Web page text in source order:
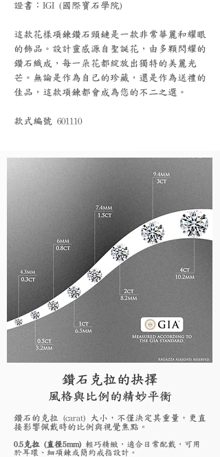
證書：IGI (國際寶石學院)
這款花樣項鍊鑽石頸鏈是一款非常華麗和耀眼
的飾品。設計靈感源自聖誕花，由多顆閃耀的
鑽石織成，每一朵花都綻放出獨特的美麗光
芒。無論是作為自己的珍藏，還是作為送禮的
佳品，這款項鍊都會成為您的不二之選。
款式編號 601110
鑽石克拉的抉擇
風格與比例的精妙平衡
鑽石的克拉 (carat) 大小，不僅決定其重量，更直
接影響佩戴時的比例與視覺焦點。
0.5克拉 (直徑5mm) 輕巧精緻，適合日常配戴，可用
於耳環、細項鍊或簡約戒指設計。